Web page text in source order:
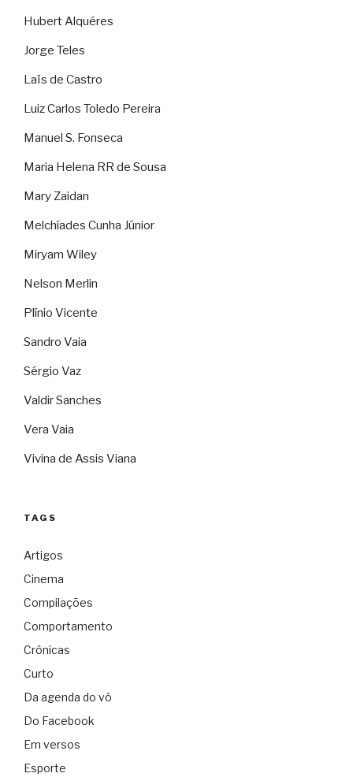
Hubert Alquéres
Jorge Teles
Laïs de Castro
Luiz Carlos Toledo Pereira
Manuel S. Fonseca
Maria Helena RR de Sousa
Mary Zaidan
Melchíades Cunha Júnior
Miryam Wiley
Nelson Merlin
Plínio Vicente
Sandro Vaia
Sérgio Vaz
Valdir Sanches
Vera Vaia
Vivina de Assis Viana
TAGS
Artigos
Cinema
Compilações
Comportamento
Crônicas
Curto
Da agenda do vô
Do Facebook
Em versos
Esporte